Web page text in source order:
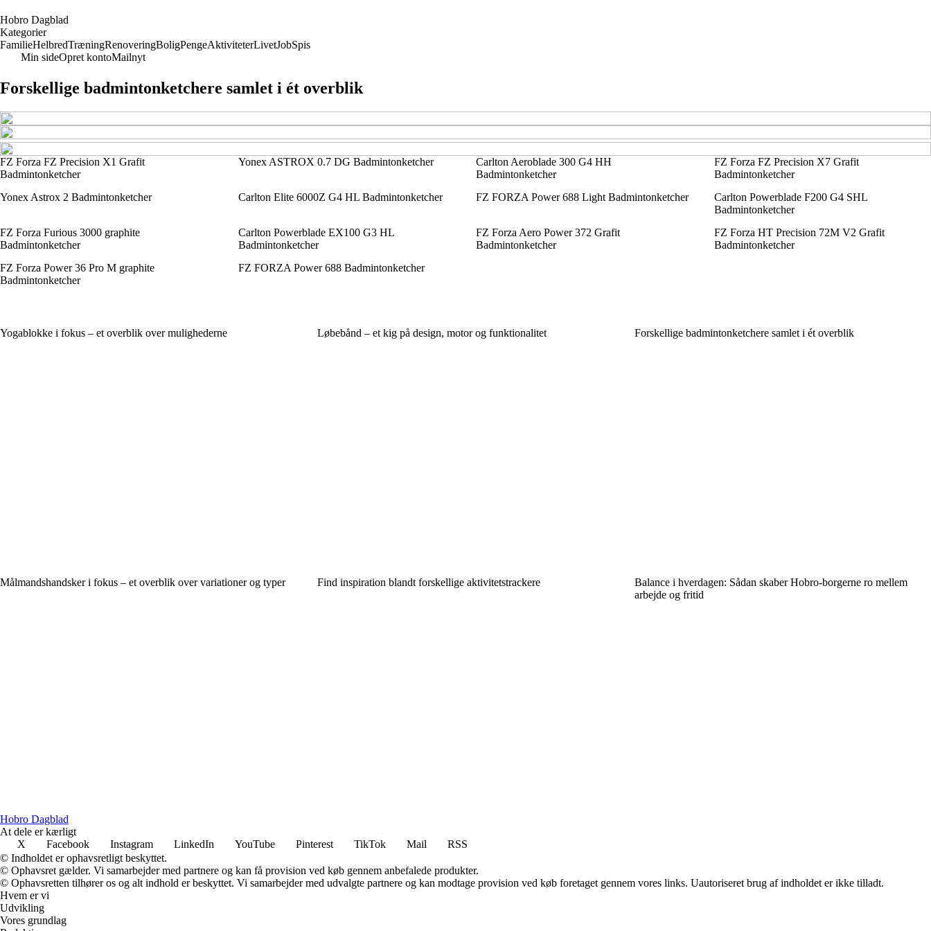
Hobro Dagblad
Kategorier
FamilieHelbredTræningRenoveringBoligPengeAktiviteterLivetJobSpis
Min sideOpret kontoMailnyt
Forskellige badmintonketchere samlet i ét overblik
FZ Forza FZ Precision X1 Grafit
Badmintonketcher
Yonex ASTROX 0.7 DG Badmintonketcher
Carlton Aeroblade 300 G4 HH
Badmintonketcher
FZ Forza FZ Precision X7 Grafit
Badmintonketcher
Yonex Astrox 2 Badmintonketcher
Carlton Elite 6000Z G4 HL Badmintonketcher FZ FORZA Power 688 Light Badmintonketcher
Carlton Powerblade F200 G4 SHL
Badmintonketcher
FZ Forza Furious 3000 graphite
Badmintonketcher
Carlton Powerblade EX100 G3 HL
Badmintonketcher
FZ Forza Aero Power 372 Grafit
Badmintonketcher
FZ Forza HT Precision 72M V2 Grafit
Badmintonketcher
FZ Forza Power 36 Pro M graphite
Badmintonketcher
FZ FORZA Power 688 Badmintonketcher
Yogablokke i fokus – et overblik over mulighederne Løbebånd – et kig på design, motor og funktionalitet Forskellige badmintonketchere samlet i ét overblik
Målmandshandsker i fokus – et overblik over variationer og typer Find inspiration blandt forskellige aktivitetstrackere
Balance i hverdagen: Sådan skaber Hobro-borgerne ro mellem
arbejde og fritid
Hobro Dagblad
At dele er kærligt
X
Facebook Instagram LinkedIn YouTube Pinterest TikTok Mail
RSS
© Indholdet er ophavsretligt beskyttet.
© Ophavsret gælder. Vi samarbejder med partnere og kan få provision ved køb gennem anbefalede produkter.
© Ophavsretten tilhører os og alt indhold er beskyttet. Vi samarbejder med udvalgte partnere og kan modtage provision ved køb foretaget gennem vores links. Uautoriseret brug af indholdet er ikke tilladt.
Hvem er vi
Udvikling
Vores grundlag